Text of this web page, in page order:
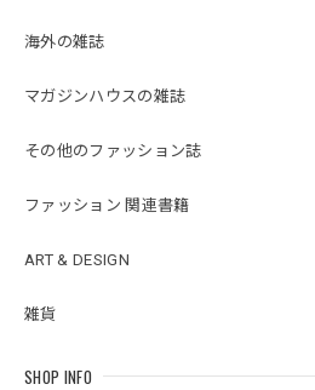
海外の雑誌
マガジンハウスの雑誌
その他のファッション誌
ファッション 関連書籍
ART & DESIGN
雑貨
SHOP INFO